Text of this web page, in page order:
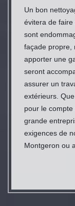
Un bon
évitera de
sont
façade propre,
apporter une
seront
assurer un
extérieurs.
pour le
grande
exigences de
Montgeron ou